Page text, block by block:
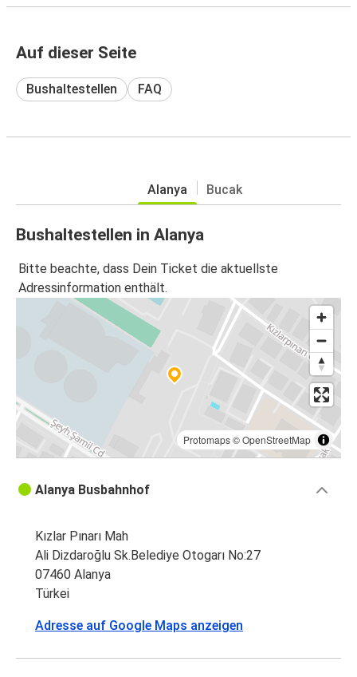
Auf dieser Seite
Bushaltestellen FAQ
Alanya Bucak
Bushaltestellen in Alanya
Bitte beachte, dass Dein Ticket die aktuellste
Adressinformation enthält.
Protomaps©OpenStreetMap
Alanya Busbahnhof
Kızlar Pınarı Mah
Ali Dizdaroğlu Sk.Belediye Otogarı No:27
07460 Alanya
Türkei
Adresse auf Google Maps anzeigen